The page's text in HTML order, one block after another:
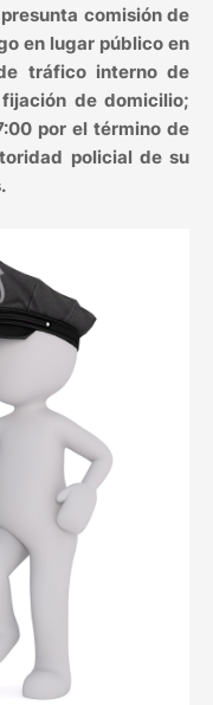
comisión de
en lugar público en
tráfico interno de
de domicilio;
por el término de
policial de su